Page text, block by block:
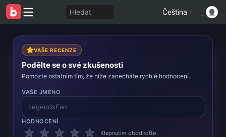
Hledat Čeština /
VAŠE RECENZE
Podělte se o své zkušenosti
Pomozte ostatním tím, že níže zanecháte rychlé hodnocení.
VAŠE JMÉNO
HODNOCENÍ
Klepnutím ohodnoťte